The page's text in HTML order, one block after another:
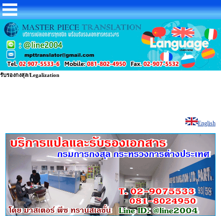
รับรองกงสุล/Legalization
English